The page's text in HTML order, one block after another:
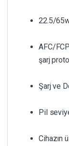
22.5/
AFC/
şarj
Şarj ve
Pil
Cihazın